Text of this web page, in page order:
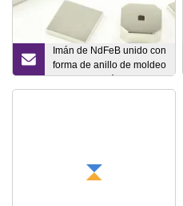
Imán de NdFeB unido con
forma de anillo de moldeo
por compresión de alta